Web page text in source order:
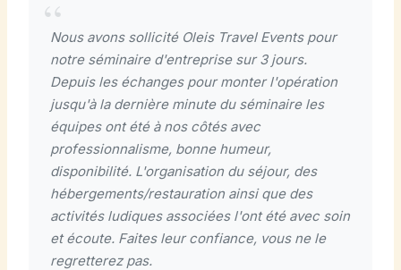
Nous avons sollicité Oleis Travel Events pour
notre séminaire d'entreprise sur 3 jours.
Depuis les échanges pour monter l'opération
jusqu'à la dernière minute du séminaire les
équipes ont été à nos côtés avec
professionnalisme, bonne humeur,
disponibilité. L'organisation du séjour, des
hébergements/restauration ainsi que des
activités ludiques associées l'ont été avec soin
et écoute. Faites leur confiance, vous ne le
regretterez pas.